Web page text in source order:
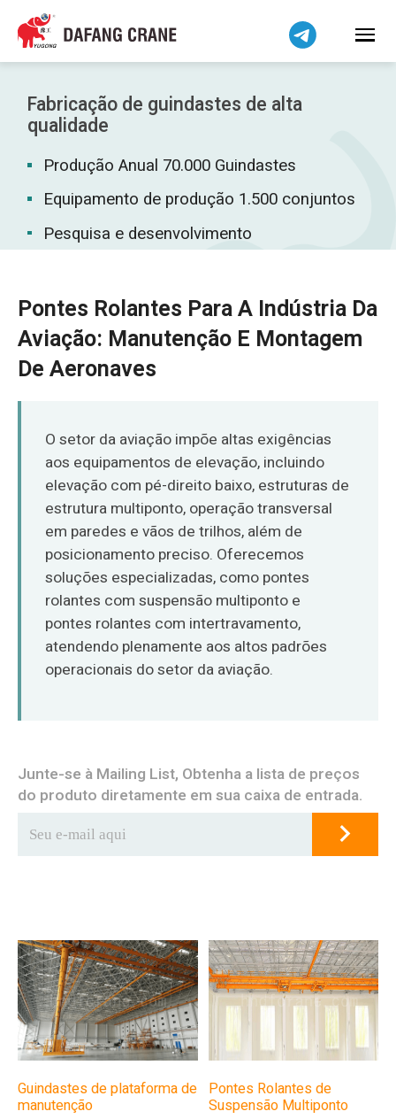
Fabricação de guindastes de alta
qualidade
Produção Anual 70.000 Guindastes
Equipamento de produção 1.500 conjuntos
Pesquisa e desenvolvimento
Pontes Rolantes Para A Indústria Da
Aviação: Manutenção E Montagem
De Aeronaves
O setor da aviação impõe altas exigências
aos equipamentos de elevação, incluindo
elevação com pé-direito baixo, estruturas de
estrutura multiponto, operação transversal
em paredes e vãos de trilhos, além de
posicionamento preciso. Oferecemos
soluções especializadas, como pontes
rolantes com suspensão multiponto e
pontes rolantes com intertravamento,
atendendo plenamente aos altos padrões
operacionais do setor da aviação.
Junte-se à Mailing List, Obtenha a lista de preços
do produto diretamente em sua caixa de entrada.
Guindastes de plataforma de
manutenção
Pontes Rolantes de
Suspensão Multiponto
Bahasa Indonesia
Bahasa Melayu
Tiếng Việt
简体中文
বাংলা
Pilipino
اردو
Українська
Kiswahili
Dansk
Norsk
O‘zbekcha